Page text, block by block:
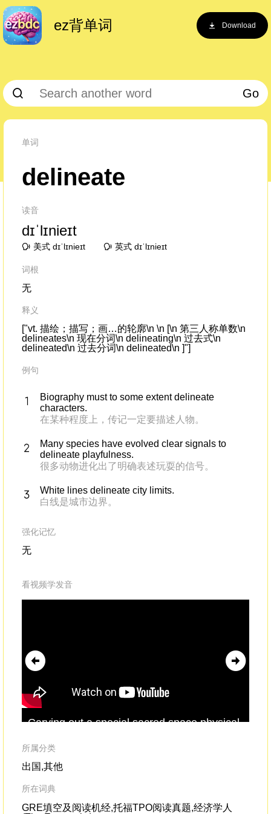
ez背单词 Download
Go
单词
delineate
读音
dɪˈlɪnieɪt
美式 dɪˈlɪnieɪt 英式 dɪˈlɪnieɪt
词根
无
释义
["vt. 描绘；描写；画…的轮廓\n \n [\n 第三人称单数\n
delineates\n 现在分词\n delineating\n 过去式\n
delineated\n 过去分词\n delineated\n ]"]
例句
Biography must to some extent delineate
characters.
在某种程度上，传记一定要描述人物。
Many species have evolved clear signals to
delineate playfulness.
很多动物进化出了明确表述玩耍的信号。
White lines delineate city limits.
白线是城市边界。
强化记忆
无
看视频学发音
Carving out a special sacred space,physical
this point is extremely important.
所属分类
出国,其他
所在词典
GRE填空及阅读机经,托福TPO阅读真题,经济学人